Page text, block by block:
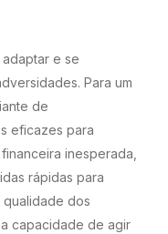
e se
Para um
de
eficazes para
inesperada,
rápidas para
qualidade dos
capacidade de agir